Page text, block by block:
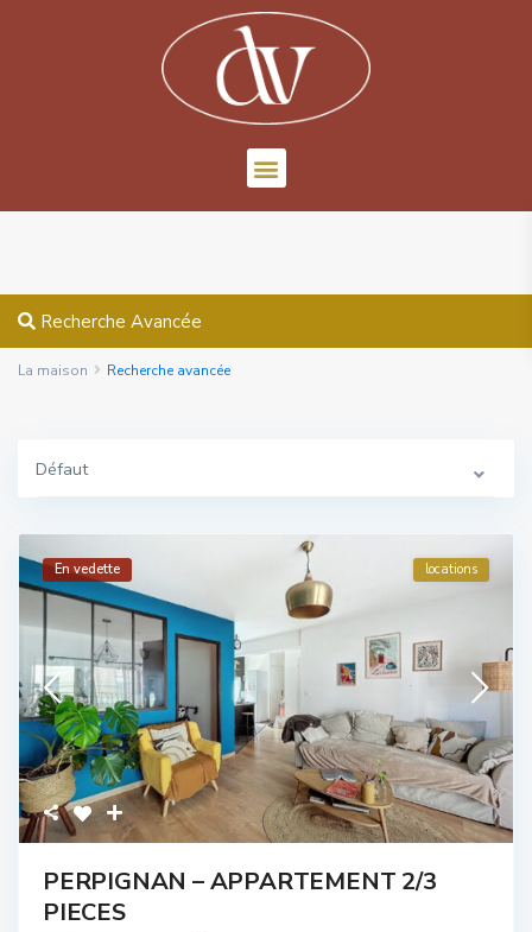
Recherche Avancée
La maison Recherche avancée
Défaut
En vedette locations
PERPIGNAN – APPARTEMENT 2/3
PIECES